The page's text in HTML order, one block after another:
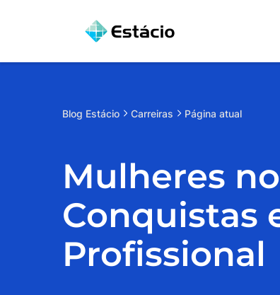
Blog Estácio Carreiras Página atual
Mulheres
Conquistas
Profissional